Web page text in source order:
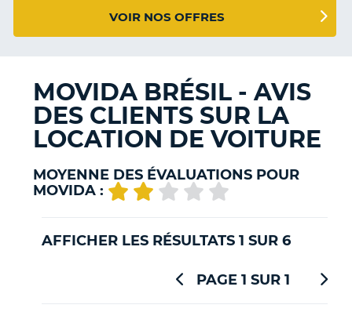
VOIR NOS OFFRES
MOVIDA BRÉSIL - AVIS
DES CLIENTS SUR LA
LOCATION DE VOITURE
MOYENNE DES ÉVALUATIONS POUR
MOVIDA :
AFFICHER LES RÉSULTATS 1 SUR 6
PAGE 1 SUR 1